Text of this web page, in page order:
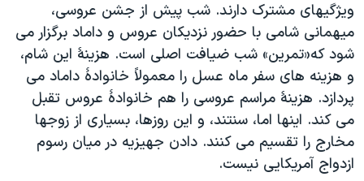
ویژگیهای مشترک دارند. شب پیش از جشن عروسی،
میهمانی شامی با حضور نزدیکان عروس و داماد برگزار می
شود که«تمرین» شب ضیافت اصلی است. هزینۀ این شام،
و هزینه های سفر ماه عسل را معمولاً خانوادۀ داماد می
پردازد. هزینۀ مراسم عروسی را هم خانوادۀ عروس تقبل
می کند. اینها اما، سنتند، و این روزها، بسیاری از زوجها
مخارج را تقسیم می کنند. دادن جهیزیه در میان رسوم
ازدواج آمریکایی نیست.